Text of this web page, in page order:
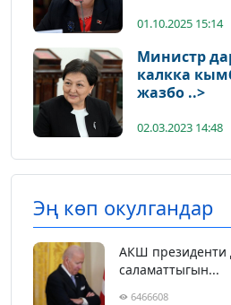
01.10.2025 15:14
Министр
калкка
жазбо ..>
02.03.2023 14:48
Эң көп окулгандар
АКШ президенти
саламаттыгын...
6466608